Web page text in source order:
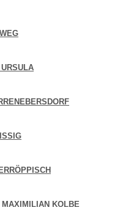
MAXIMILIAN KOLBE